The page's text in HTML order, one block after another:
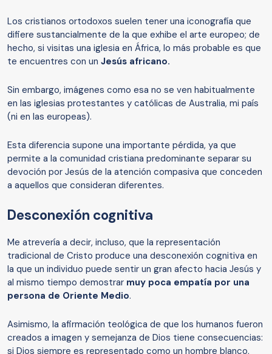
Los cristianos ortodoxos suelen tener una iconografía que
difiere sustancialmente de la que exhibe el arte europeo; de
hecho, si visitas una iglesia en África, lo más probable es que
te encuentres con un Jesús africano.
Sin embargo, imágenes como esa no se ven habitualmente
en las iglesias protestantes y católicas de Australia, mi país
(ni en las europeas).
Esta diferencia supone una importante pérdida, ya que
permite a la comunidad cristiana predominante separar su
devoción por Jesús de la atención compasiva que conceden
a aquellos que consideran diferentes.
Desconexión cognitiva
Me atrevería a decir, incluso, que la representación
tradicional de Cristo produce una desconexión cognitiva en
la que un individuo puede sentir un gran afecto hacia Jesús y
al mismo tiempo demostrar muy poca empatía por una
persona de Oriente Medio.
Asimismo, la afirmación teológica de que los humanos fueron
creados a imagen y semejanza de Dios tiene consecuencias:
si Dios siempre es representado como un hombre blanco,